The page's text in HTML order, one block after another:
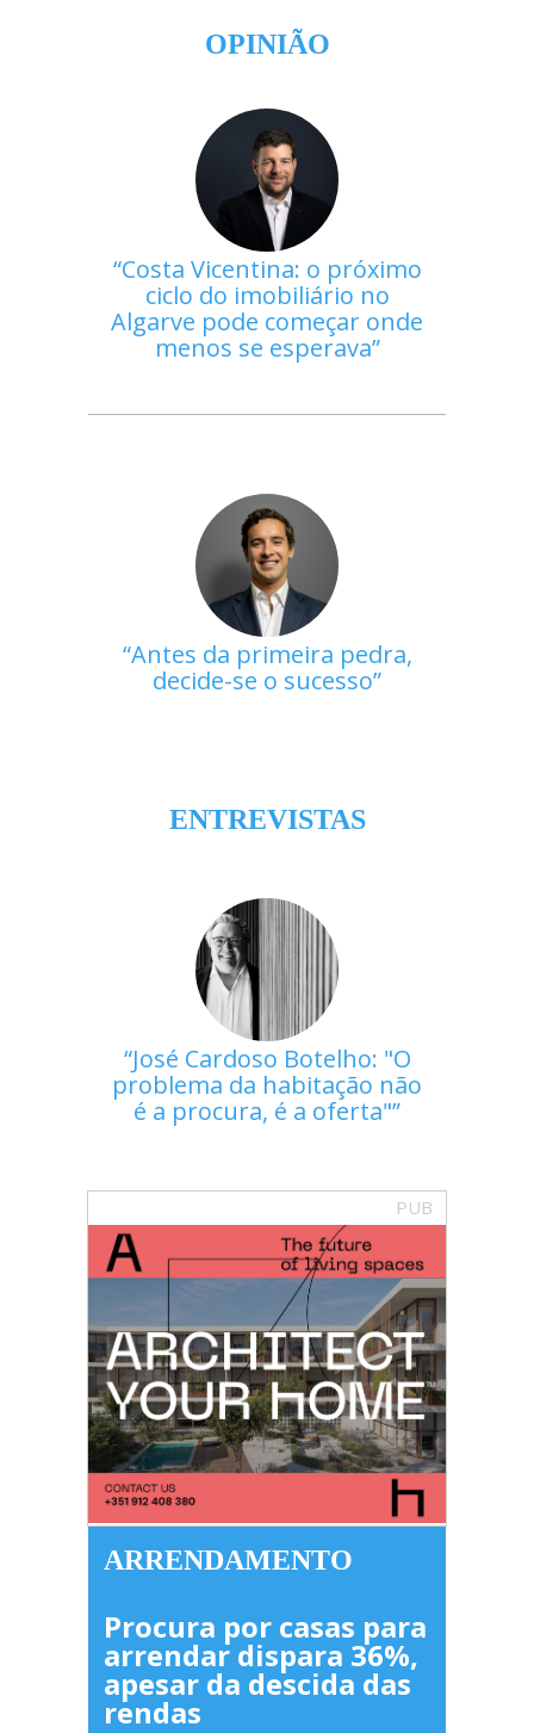
OPINIÃO
Costa Vicentina: o próximo
ciclo do imobiliário no
Algarve pode começar onde
menos se esperava
Antes da primeira pedra,
decide-se o sucesso
ENTREVISTAS
José Cardoso Botelho: "O
problema da habitação não
é a procura, é a oferta"
PUB
ARRENDAMENTO
Procura por casas para
arrendar dispara 36%,
apesar da descida das
rendas